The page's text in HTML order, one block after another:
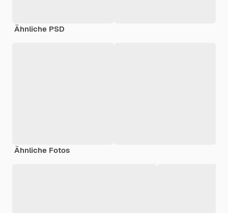
Ähnliche PSD
Ähnliche Fotos